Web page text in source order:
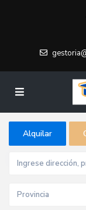
Alquilar
Provincia